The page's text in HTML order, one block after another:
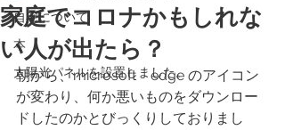
自宅について
本
太陽光パネルを設置しました。
家庭でコロナかもしれな
い人が出たら？
朝から、microsoft　edge のアイコン
が変わり、何か悪いものをダウンロー
ドしたのかとびっくりしておりまし